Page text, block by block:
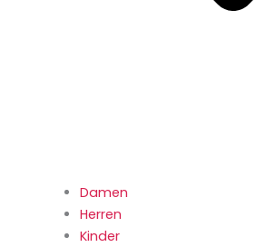
Damen
Herren
Kinder